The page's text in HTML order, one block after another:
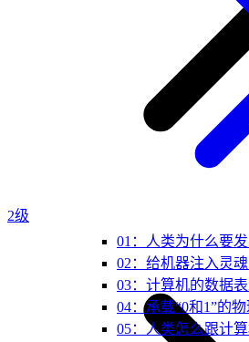
01：人类为什么要发
02：给机器注入灵
03：计算机的数据
04：承载“0和1”的
05：人类怎么跟计
2级